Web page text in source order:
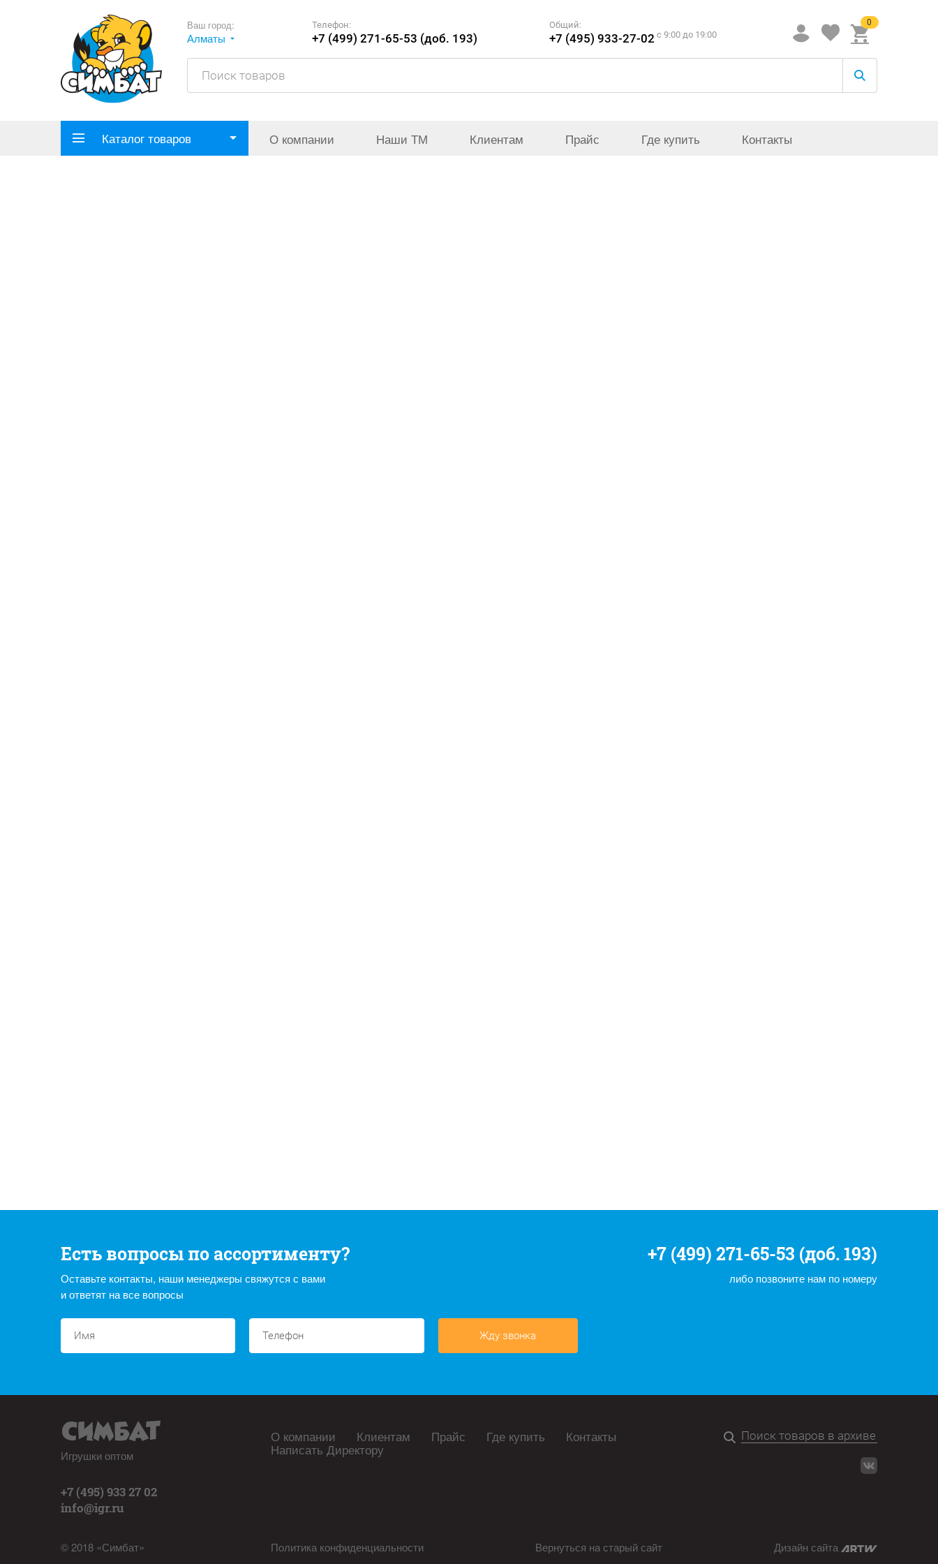
Ваш город:
Алматы
Телефон:
+7 (499) 271-65-53 (доб. 193)
Общий:
+7 (495) 933-27-02 c 9:00 до 19:00
0
Каталог товаров О компании Наши ТМ Клиентам Прайс Где купить Контакты
Есть вопросы по ассортименту?
Оставьте контакты, наши менеджеры свяжутся с вами
и ответят на все вопросы
+7 (499) 271-65-53 (доб. 193)
либо позвоните нам по номеру
Жду звонка
Игрушки оптом
+7 (495) 933 27 02
info@igr.ru
© 2018 «Симбат»
О компании Клиентам Прайс Где купить Контакты
Написать Директору
Политика конфиденциальности Вернуться на старый сайт Дизайн сайта